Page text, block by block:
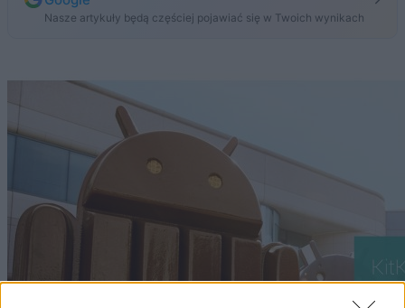
Nasze artykuły będą częściej pojawiać się w Twoich wynikach